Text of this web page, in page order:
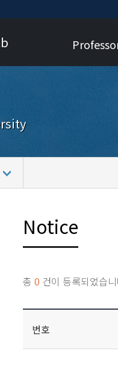
Notice
총 0 건이 등록되었습
번호